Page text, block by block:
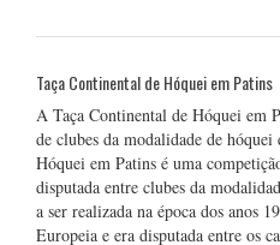
Taça Continental de Hóquei em Patins
A Taça Continental de Hóquei em
de clubes da modalidade de
Hóquei em Patins é uma
disputada entre clubes da
a ser realizada na época dos anos
Europeia e era disputada entre os